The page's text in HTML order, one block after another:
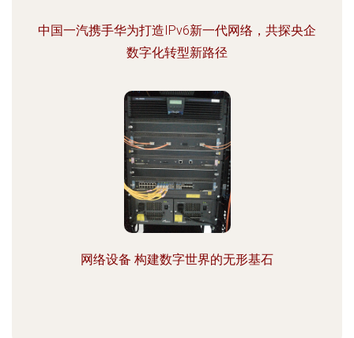
中国一汽携手华为打造IPv6新一代网络，共探央企
数字化转型新路径
网络设备 构建数字世界的无形基石